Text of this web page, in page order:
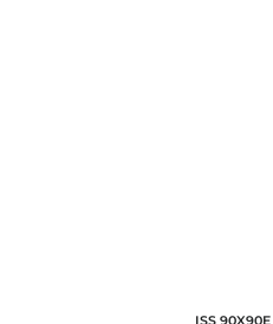
ISS 90X90E